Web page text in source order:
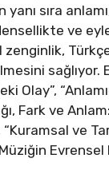
sıra
ve
zenginlik,
sağlıyor.
Olay”,
Fark ve
ve
Evrensel